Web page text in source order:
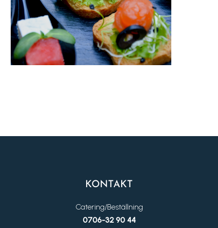
KONTAKT
Catering/Beställning
0706-32 90 44